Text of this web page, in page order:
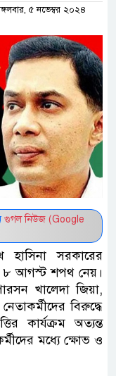
৫ নভেম্বর ২০২৪
গুগল নিউজ (Google
হাসিনা সরকারের
৮ আগস্ট শপথ নেয়।
খালেদা জিয়া,
বিরুদ্ধে
কার্যক্রম অত্যন্ত
মধ্যে ক্ষোভ ও